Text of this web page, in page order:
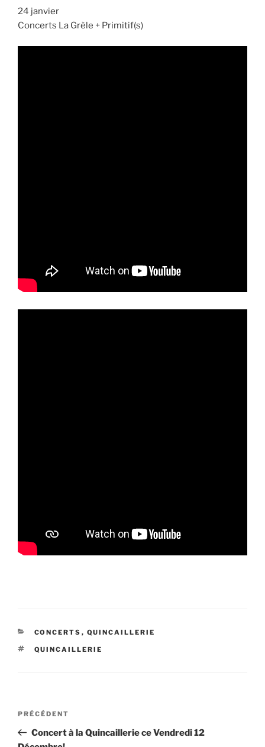
24 janvier
Concerts La Grèle + Primitif(s)
CATÉGORIES
CONCERTS , QUINCAILLERIE
ÉTIQUETTES
QUINCAILLERIE
Navigation
l’article
Article
précédent
PRÉCÉDENT
Concert à la Quincaillerie ce Vendredi 12